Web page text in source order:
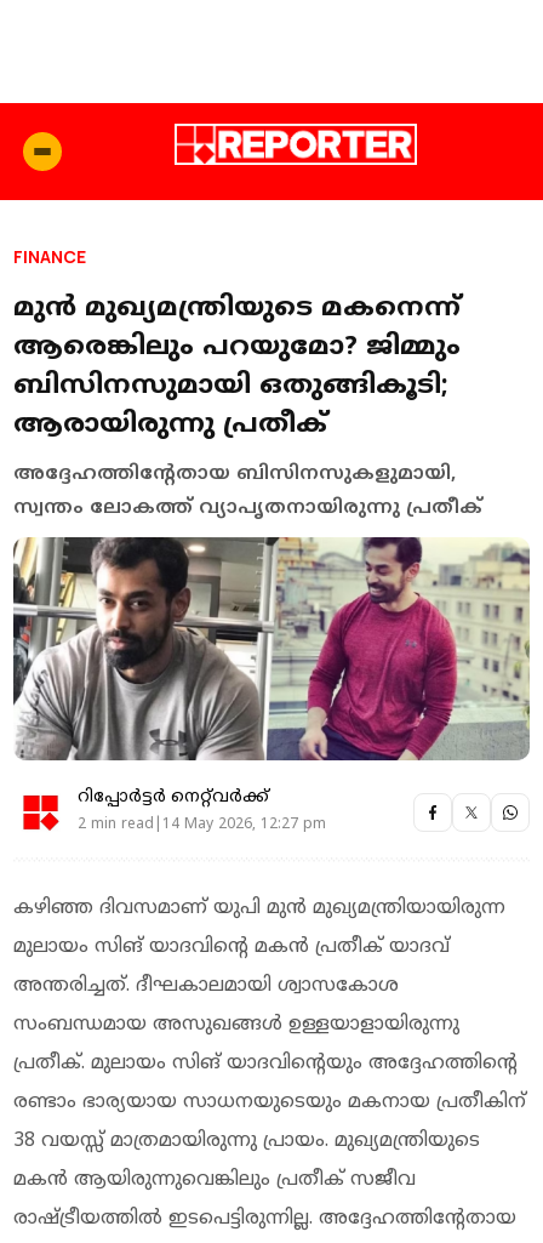
FINANCE
മുന്‍ മുഖ്യമന്ത്രിയുടെ മകനെന്ന്
ആരെങ്കിലും പറയുമോ? ജിമ്മും
ബിസിനസുമായി ഒതുങ്ങികൂടി;
ആരായിരുന്നു പ്രതീക്
അദ്ദേഹത്തിന്റേതായ ബിസിനസുകളുമായി,
സ്വന്തം ലോകത്ത് വ്യാപൃതനായിരുന്നു പ്രതീക്
റിപ്പോർട്ടർ നെറ്റ്‌വര്‍ക്ക്‌
2 min read|14 May 2026, 12:27 pm
കഴിഞ്ഞ ദിവസമാണ് യുപി മുൻ മുഖ്യമന്ത്രിയായിരുന്ന
മുലായം സിങ് യാദവിന്റെ മകൻ പ്രതീക് യാദവ്
അന്തരിച്ചത്. ദീഘകാലമായി ശ്വാസകോശ
സംബന്ധമായ അസുഖങ്ങൾ ഉള്ളയാളായിരുന്നു
പ്രതീക്. മുലായം സിങ് യാദവിന്റെയും അദ്ദേഹത്തിന്റെ
രണ്ടാം ഭാര്യയായ സാധനയുടെയും മകനായ പ്രതീകിന്
38 വയസ്സ് മാത്രമായിരുന്നു പ്രായം. മുഖ്യമന്ത്രിയുടെ
മകൻ ആയിരുന്നുവെങ്കിലും പ്രതീക് സജീവ
രാഷ്ട്രീയത്തിൽ ഇടപെട്ടിരുന്നില്ല. അദ്ദേഹത്തിന്റേതായ